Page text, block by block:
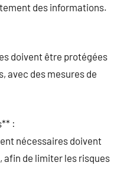
des informations.
doivent être protégées
avec des mesures de
:
nécessaires doivent
de limiter les risques